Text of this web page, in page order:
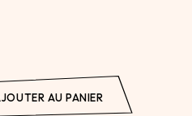
quantity
AU PANIER